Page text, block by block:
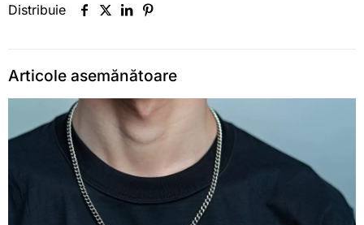
Distribuie
Articole asemănătoare